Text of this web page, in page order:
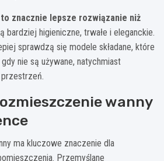
to znacznie lepsze rozwiązanie niż
bardziej higieniczne, trwałe i eleganckie.
sprawdzą się modele składane, które
nie są używane, natychmiast
wanny
ma kluczowe znaczenie dla
Przemyślane